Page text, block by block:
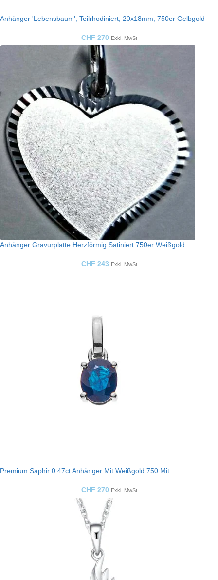
Anhänger 'Lebensbaum', Teilrhodiniert, 20x18mm, 750er Gelbgold
CHF 270 Exkl. MwSt
Anhänger Gravurplatte Herzförmig Satiniert 750er Weißgold
CHF 243 Exkl. MwSt
Premium Saphir 0.47ct Anhänger Mit Weißgold 750 Mit
CHF 270 Exkl. MwSt